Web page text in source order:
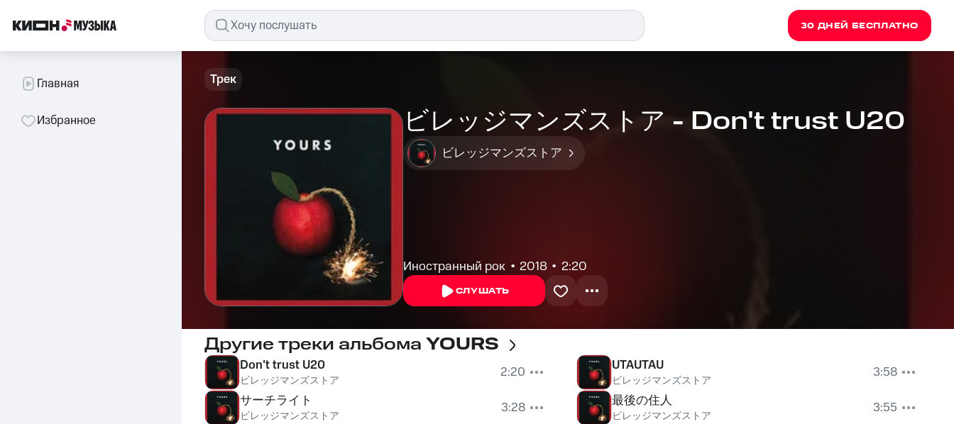
30 ДНЕЙ БЕСПЛАТНО
Главная
Избранное
Трек
ビレッジマンズストア - Don't trust U20
ビレッジマンズストア
Иностранный рок 2018 2:20
СЛУШАТЬ
Другие треки альбома YOURS
Don't trust U20
ビレッジマンズストア
2:20
サーチライト
ビレッジマンズストア
3:28
UTAUTAU
ビレッジマンズストア
3:58
最後の住人
ビレッジマンズストア
3:55